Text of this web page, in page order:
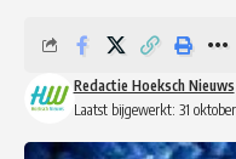
Laatst bijgewerkt: 31
Redactie Hoeksch Nieuws